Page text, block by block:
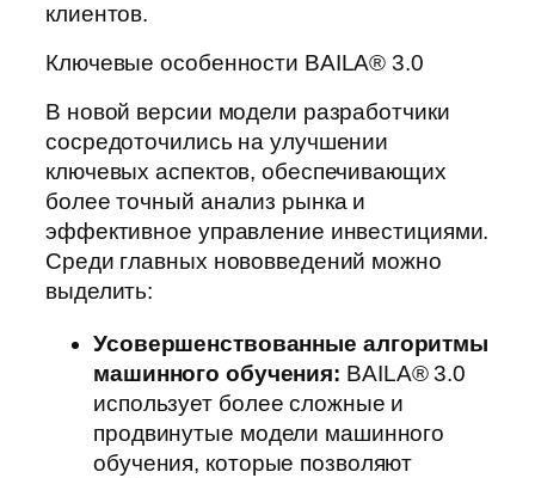
клиентов.
Ключевые особенности BAILA® 3.0
В новой версии модели разработчики
сосредоточились на улучшении
ключевых аспектов, обеспечивающих
более точный анализ рынка и
эффективное управление инвестициями.
Среди главных нововведений можно
выделить:
Усовершенствованные алгоритмы
машинного обучения: BAILA® 3.0
использует более сложные и
продвинутые модели машинного
обучения, которые позволяют